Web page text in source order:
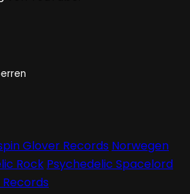
Glover Records Norwegen
Rock Psychedelic Spacelord